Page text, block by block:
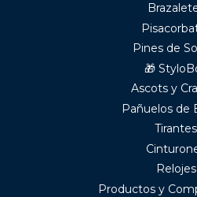
Pines de
🎁
Ascots y
Pañuelos de
Tirantes
Relojes
Productos y